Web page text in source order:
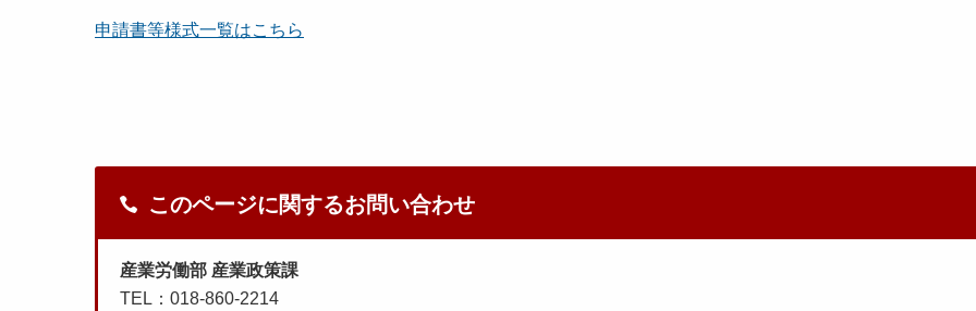
申請書等様式一覧はこちら
このページに関するお問い合わせ
産業労働部 産業政策課
TEL：018-860-2214